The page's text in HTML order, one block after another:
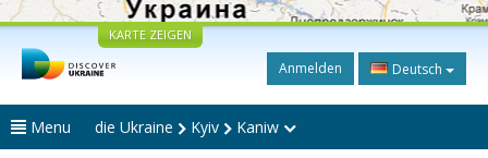
KARTE ZEIGEN
Anmelden Deutsch
Menu die Ukraine Kyiv Kaniw